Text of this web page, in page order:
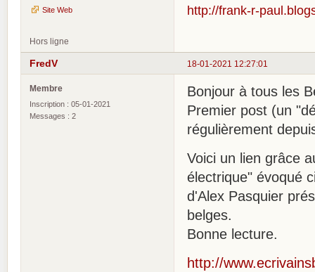
Site Web
http://frank-r-
Hors ligne
18-01-2021 12:27:01
FredV
Membre
Inscription : 05-01-2021
Messages : 2
Bonjour à tous les
Premier post (un
régulièrement
Voici un lien grâce
électrique" évoqué
d'Alex Pasquier
belges.
Bonne lecture.
http://